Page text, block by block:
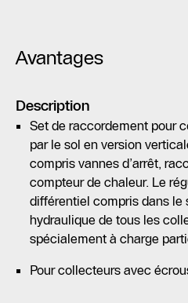
Avantages
Description
Set de raccordement pour
par le sol en version
compris vannes d’arrêt,
compteur de chaleur. Le
différentiel compris dans le
hydraulique de tous les
spécialement à charge
Pour collecteurs avec